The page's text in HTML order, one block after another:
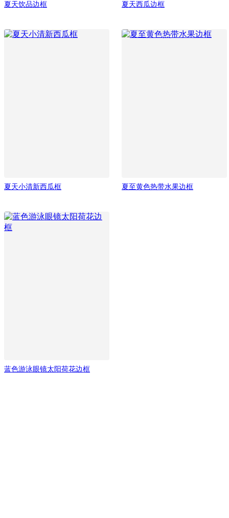
夏天饮品边框 夏天西瓜边框
夏天小清新西瓜框 夏至黄色热带水果边框
蓝色游泳眼镜太阳荷花边框